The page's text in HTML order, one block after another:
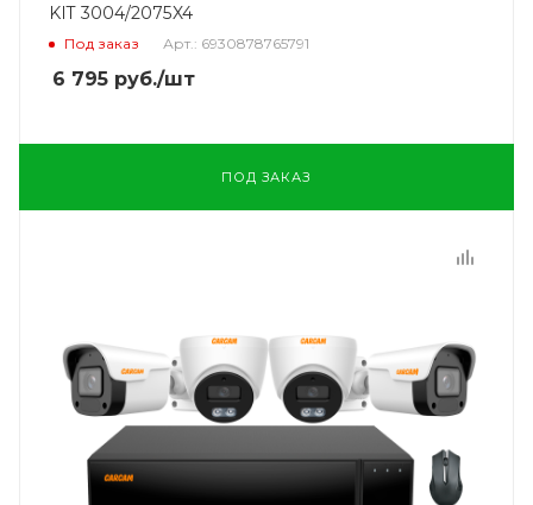
KIT 3004/2075X4
Под заказ Арт.: 6930878765791
6 795 руб./шт
ПОД ЗАКАЗ